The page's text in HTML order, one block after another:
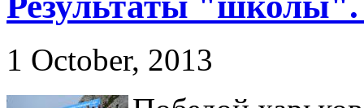
1 October, 2013